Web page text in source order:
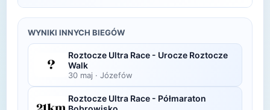
uczestników i w kategorii wiekowej.
organizatora po opublikowaniu oficjalnych
w ciągu kilku dni po zawodach na swojej stronie
lub fanpage'u na Facebooku.
WYNIKI INNYCH BIEGÓW
Roztocze Ultra Race - Urocze Roztocze
Walk
30 maj · Józefów
Roztocze Ultra Race - Półmaraton